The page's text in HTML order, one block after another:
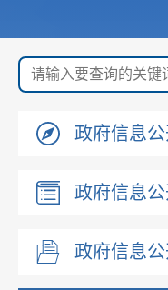
政府信息
政府信息
政府信息